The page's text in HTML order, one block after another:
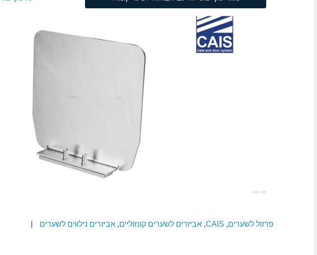
פרזול לשערים,
CAIS
,אביזרים לשערים קונזוליים,אביזרים נילווים לשערים